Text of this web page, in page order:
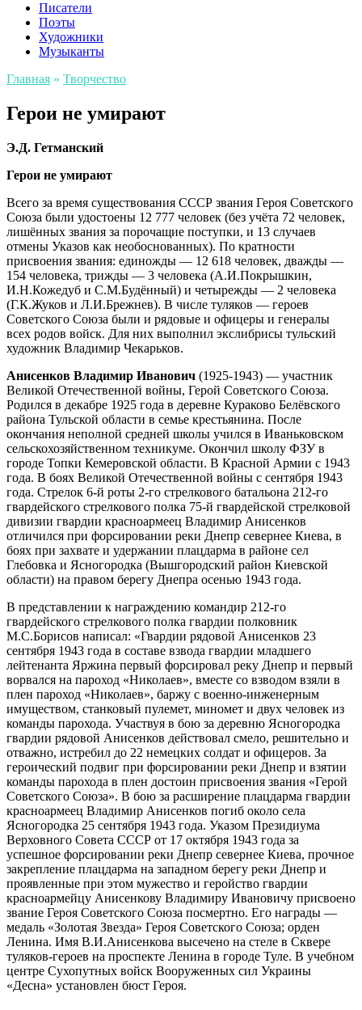
Писатели
Поэты
Художники
Музыканты
Главная » Творчество
Герои не умирают
Э.Д. Гетманский
Герои не умирают
Всего за время существования СССР звания Героя Советского
Союза были удостоены 12 777 человек (без учёта 72 человек,
лишённых звания за порочащие поступки, и 13 случаев
отмены Указов как необоснованных). По кратности
присвоения звания: единожды — 12 618 человек, дважды —
154 человека, трижды — 3 человека (А.И.Покрышкин,
И.Н.Кожедуб и С.М.Будённый) и четырежды — 2 человека
(Г.К.Жуков и Л.И.Брежнев). В числе туляков — героев
Советского Союза были и рядовые и офицеры и генералы
всех родов войск. Для них выполнил экслибрисы тульский
художник Владимир Чекарьков.
Анисенков Владимир Иванович (1925-1943) — участник
Великой Отечественной войны, Герой Советского Союза.
Родился в декабре 1925 года в деревне Кураково Белёвского
района Тульской области в семье крестьянина. После
окончания неполной средней школы учился в Иваньковском
сельскохозяйственном техникуме. Окончил школу ФЗУв
городе Топки Кемеровской области. В Красной Армии с 1943
года. В боях Великой Отечественной войны с сентября 1943
года. Стрелок 6-й роты 2-го стрелкового батальона 212-го
гвардейского стрелкового полка 75-й гвардейской стрелковой
дивизии гвардии красноармеец Владимир Анисенков
отличился при форсировании реки Днепр севернее Киева, в
боях при захвате и удержании плацдарма в районе сел
Глебовка и Ясногородка (Вышгородский район Киевской
области) на правом берегу Днепра осенью 1943 года.
В представлении к награждению командир 212-го
гвардейского стрелкового полка гвардии полковник
М.С.Борисов написал: «Гвардии рядовой Анисенков 23
сентября 1943 года в составе взвода гвардии младшего
лейтенанта Яржина первый форсировал реку Днепр и первый
ворвался на пароход «Николаев», вместе со взводом взяли в
плен пароход «Николаев», баржу с военно-инженерным
имуществом, станковый пулемет, миномет и двух человек из
команды парохода. Участвуя в бою за деревню Ясногородка
гвардии рядовой Анисенков действовал смело, решительно и
отважно, истребил до 22 немецких солдат и офицеров. За
героический подвиг при форсировании реки Днепр и взятии
команды парохода в плен достоин присвоения звания «Герой
Советского Союза». В бою за расширение плацдарма гвардии
красноармеец Владимир Анисенков погиб около села
Ясногородка 25 сентября 1943 года. Указом Президиума
Верховного Совета СССР от 17 октября 1943 года за
успешное форсировании реки Днепр севернее Киева, прочное
закрепление плацдарма на западном берегу реки Днепр и
проявленные при этом мужество и геройство гвардии
красноармейцу Анисенкову Владимиру Ивановичу присвоено
звание Героя Советского Союза посмертно. Его награды —
медаль «Золотая Звезда» Героя Советского Союза; орден
Ленина. Имя В.И.Анисенкова высечено на стеле в Сквере
туляков-героев на проспекте Ленина в городе Туле. В учебном
центре Сухопутных войск Вооруженных сил Украины
«Десна» установлен бюст Героя.